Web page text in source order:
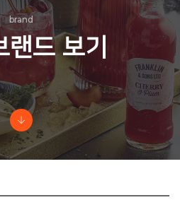
brand
드 보기